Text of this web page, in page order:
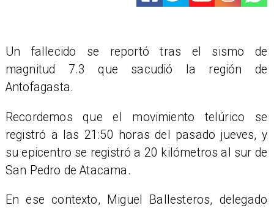
​Un fallecido se reportó tras el sismo de
magnitud 7.3 que sacudió la región de
Antofagasta.
Recordemos que el movimiento telúrico se
registró a las 21:50 horas del pasado jueves, y
su epicentro se registró a 20 kilómetros al sur de
San Pedro de Atacama.
​En ese contexto, Miguel Ballesteros, delegado